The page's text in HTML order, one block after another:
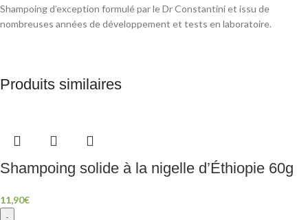
Shampoing d’exception formulé par le Dr Constantini et issu de
nombreuses années de développement et tests en laboratoire.
Produits similaires
Shampoing solide à la nigelle d’Éthiopie 60g
11,90€